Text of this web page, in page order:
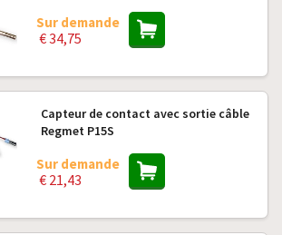
Sur demande
€ 34,75
Capteur de contact avec sortie câble
Regmet P15S
Sur demande
€ 21,43